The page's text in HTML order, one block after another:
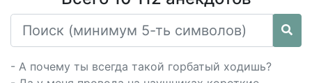
- А почему ты всегда такой горбатый ходишь?